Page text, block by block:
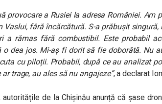
provocare a Rusiei la adresa României.
Vaslui, fără încărcătură. S-a prăbușit singură,
a rămas fără combustibil. Este probabil
o dea jos. Mi-aș fi dorit să fie doborâtă. Nu
cu piloții. Probabil, după ce au analizat
trage, au ales să nu angajeze”, a declarat
autoritățile de la Chișinău anunță că șase